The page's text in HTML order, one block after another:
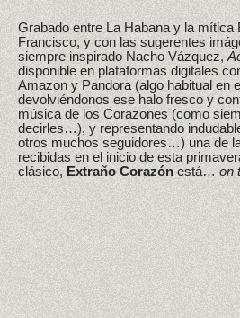
Grabado entre La Habana y la mítica
Francisco, y con las sugerentes
siempre inspirado Nacho Vázquez,
disponible en plataformas digitales
Amazon y Pandora (algo habitual en
devolviéndonos ese halo fresco y
música de los Corazones (como
decirles…), y representando
otros muchos seguidores…) una de
recibidas en el inicio de esta
clásico,Extraño Corazónestá…on